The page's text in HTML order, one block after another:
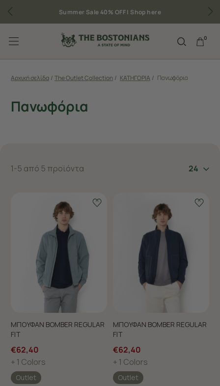
Summer Sale 40% OFF | Shop here
0
Αρχική σελίδα / The Outlet Collection / ΚΑΤΗΓΟΡΙΑ / Πανωφόρια
Πανωφόρια
1-5 από 5 προϊόντα 24
ΜΠΟΥΦΑΝ BOMBER REGULAR
FIT
€62,40
+ 1 Colors
Outlet
ΜΠΟΥΦΑΝ BOMBER REGULAR
FIT
€62,40
+ 1 Colors
Outlet